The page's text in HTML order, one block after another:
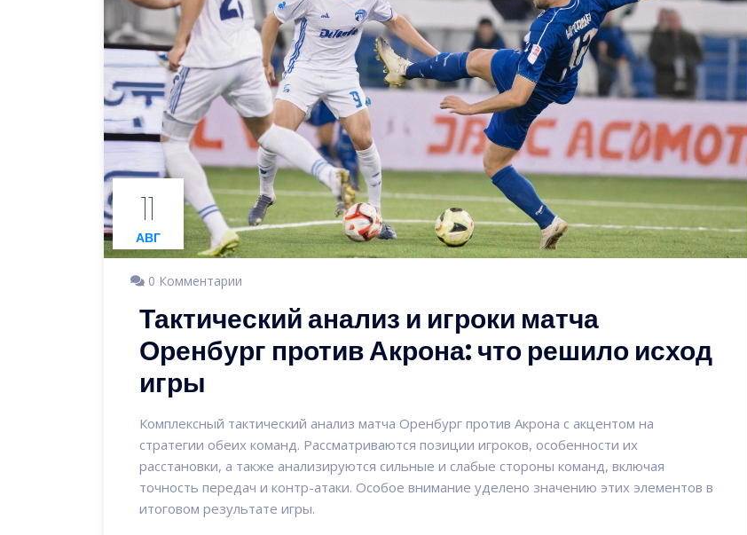
11
АВГ
0 Комментарии
Тактический анализ и игроки матча
Оренбург против Акрона: что решило исход
игры
Комплексный тактический анализ матча Оренбург против Акрона с акцентом на
стратегии обеих команд. Рассматриваются позиции игроков, особенности их
расстановки, а также анализируются сильные и слабые стороны команд, включая
точность передач и контр-атаки. Особое внимание уделено значению этих элементов в
итоговом результате игры.